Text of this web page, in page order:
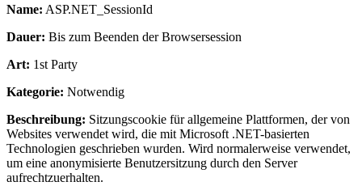
Name: ASP.NET_SessionId
Dauer: Bis zum Beenden der Browsersession
Art: 1st Party
Kategorie: Notwendig
Beschreibung: Sitzungscookie für allgemeine Plattformen, der von
Websites verwendet wird, die mit Microsoft .NET-basierten
Technologien geschrieben wurden. Wird normalerweise verwendet,
um eine anonymisierte Benutzersitzung durch den Server
aufrechtzuerhalten.